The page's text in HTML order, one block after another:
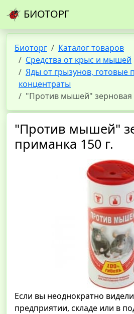
БИОТОРГ
Биоторг
Каталог товаров
Средства от крыс и мышей
Яды от грызунов, готовые
концентраты
"Против мышей" зерновая
"Против мышей"
приманка 150 г.
Если вы неоднократно
предприятии, складе или в